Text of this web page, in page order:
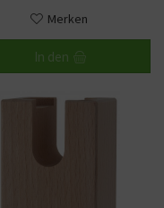
Merken
In den